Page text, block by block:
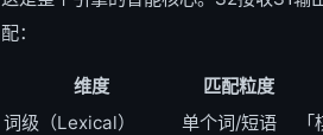
配：
维度 匹配粒度
词级（Lexical）
单个词/短语